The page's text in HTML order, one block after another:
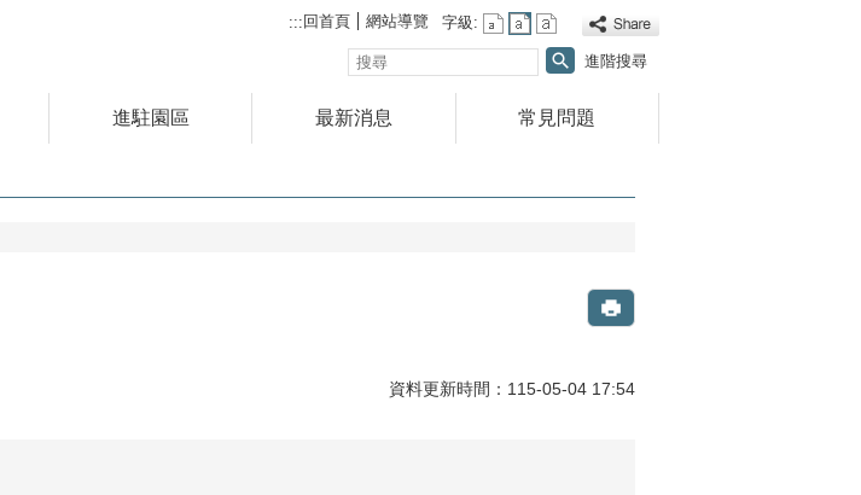
::: 回首頁 網站導覽
字級:
搜
尋
進階搜尋
進駐園區 最新消息 常見問題
資料更新時間：115-05-04 17:54